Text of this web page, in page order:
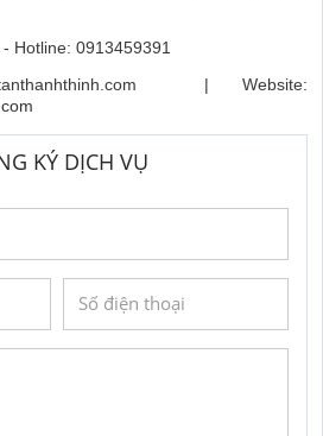
Hotline: 0913459391
| Website:
KÝ DỊCH VỤ